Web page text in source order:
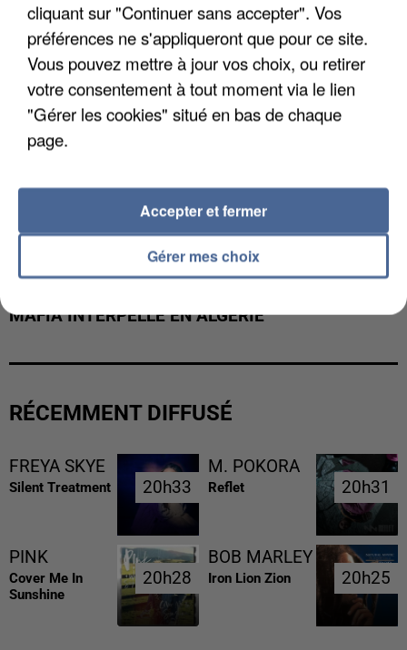
MAFIA INTERPELLÉ EN ALGÉRIE
RÉCEMMENT DIFFUSÉ
FREYA SKYE
Silent Treatment 20h33
20h33
M. POKORA
Reflet 20h31
20h31
PINK
Cover Me In
Sunshine
20h28
20h28
BOB MARLEY
Iron Lion Zion 20h25
20h25
cliquant sur "Continuer sans accepter". Vos
préférences ne s'appliqueront que pour ce site.
Vous pouvez mettre à jour vos choix, ou retirer
votre consentement à tout moment via le lien
"Gérer les cookies" situé en bas de chaque
page.
Gérer mes choix
Accepter et fermer